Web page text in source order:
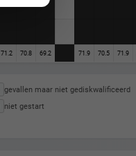
71.2 70.8 69.2 71.9 70.5 71.9
gevallen maar niet gediskwalificeerd
niet gestart